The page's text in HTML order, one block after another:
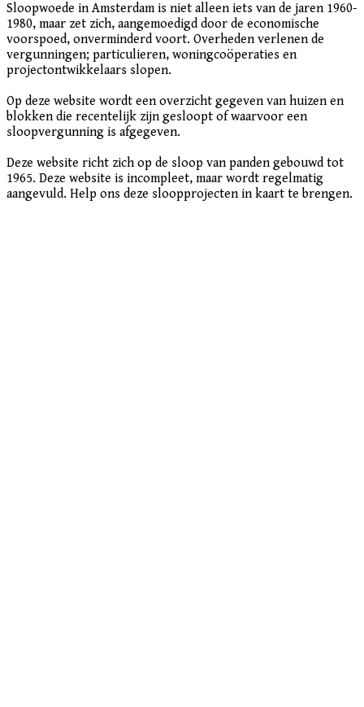
Sloopwoede in Amsterdam is niet alleen iets van de jaren 1960-
1980, maar zet zich, aangemoedigd door de economische
voorspoed, onverminderd voort. Overheden verlenen de
vergunningen; particulieren, woningcoöperaties en
projectontwikkelaars slopen.
Op deze website wordt een overzicht gegeven van huizen en
blokken die recentelijk zijn gesloopt of waarvoor een
sloopvergunning is afgegeven.
Deze website richt zich op de sloop van panden gebouwd tot
1965. Deze website is incompleet, maar wordt regelmatig
aangevuld. Help ons deze sloopprojecten in kaart te brengen.